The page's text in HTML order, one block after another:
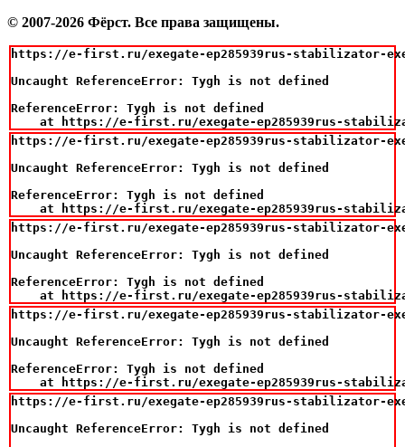
© 2007-2026 Фёрст. Все права защищены.
https://e-first.ru/exegate-ep285939rus-stabilizator-
Uncaught ReferenceError: Tygh is not defined
ReferenceError: Tygh is not defined
at https://e-first.ru/exegate-ep285939rus-
https://e-first.ru/exegate-ep285939rus-stabilizator-
Uncaught ReferenceError: Tygh is not defined
ReferenceError: Tygh is not defined
at https://e-first.ru/exegate-ep285939rus-
https://e-first.ru/exegate-ep285939rus-stabilizator-
Uncaught ReferenceError: Tygh is not defined
ReferenceError: Tygh is not defined
at https://e-first.ru/exegate-ep285939rus-
https://e-first.ru/exegate-ep285939rus-stabilizator-
Uncaught ReferenceError: Tygh is not defined
ReferenceError: Tygh is not defined
at https://e-first.ru/exegate-ep285939rus-
https://e-first.ru/exegate-ep285939rus-stabilizator-
Uncaught ReferenceError: Tygh is not defined